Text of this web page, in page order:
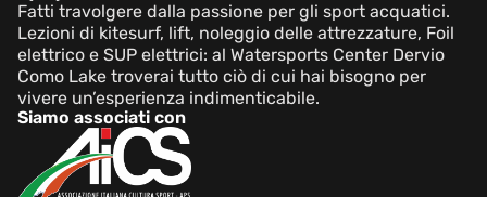
Fatti travolgere dalla passione per gli sport acquatici.
Lezioni di kitesurf, lift, noleggio delle attrezzature, Foil
elettrico e SUP elettrici: al Watersports Center Dervio
Como Lake troverai tutto ciò di cui hai bisogno per
vivere un’esperienza indimenticabile.
Siamo associati con